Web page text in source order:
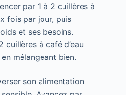
par 1 à 2 cuillères à
fois par jour, puis
et ses besoins.
cuillères à café d’eau
mélangeant bien.
son alimentation